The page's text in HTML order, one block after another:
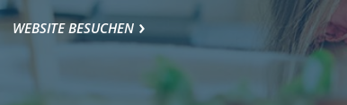
WEBSITE BESUCHEN